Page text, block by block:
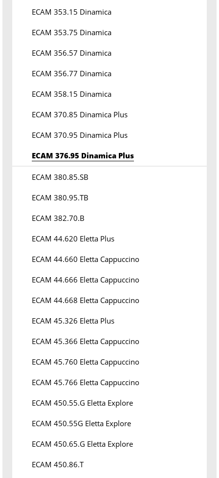
ECAM 353.15 Dinamica
ECAM 353.75 Dinamica
ECAM 356.57 Dinamica
ECAM 356.77 Dinamica
ECAM 358.15 Dinamica
ECAM 370.85 Dinamica Plus
ECAM 370.95 Dinamica Plus
ECAM 376.95 Dinamica Plus
ECAM 380.85.SB
ECAM 380.95.TB
ECAM 382.70.B
ECAM 44.620 Eletta Plus
ECAM 44.660 Eletta Cappuccino
ECAM 44.666 Eletta Cappuccino
ECAM 44.668 Eletta Cappuccino
ECAM 45.326 Eletta Plus
ECAM 45.366 Eletta Cappuccino
ECAM 45.760 Eletta Cappuccino
ECAM 45.766 Eletta Cappuccino
ECAM 450.55.G Eletta Explore
ECAM 450.55G Eletta Explore
ECAM 450.65.G Eletta Explore
ECAM 450.86.T